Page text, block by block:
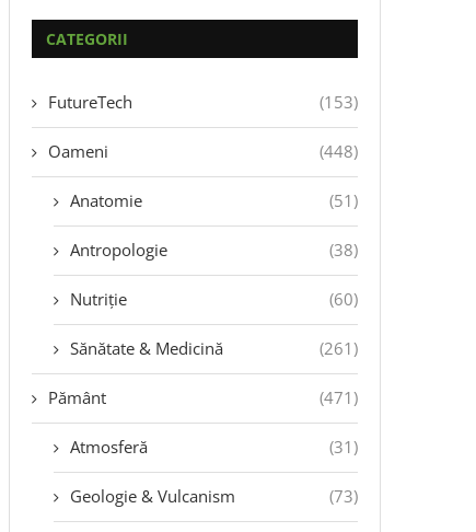
CATEGORII
FutureTech (153)
Oameni (448)
Anatomie (51)
Antropologie (38)
Nutriție (60)
Sănătate & Medicină (261)
Pământ (471)
Atmosferă (31)
Geologie & Vulcanism (73)